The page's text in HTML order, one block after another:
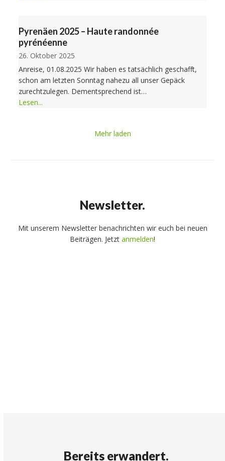
Pyrenäen 2025 – Haute randonnée
pyrénéenne
26. Oktober 2025
Anreise, 01.08.2025 Wir haben es tatsächlich geschafft,
schon am letzten Sonntag nahezu all unser Gepäck
zurechtzulegen. Dementsprechend ist…
Lesen...
Mehr laden
Newsletter.
Mit unserem Newsletter benachrichten wir euch bei neuen
Beiträgen. Jetzt anmelden!
Bereits erwandert.